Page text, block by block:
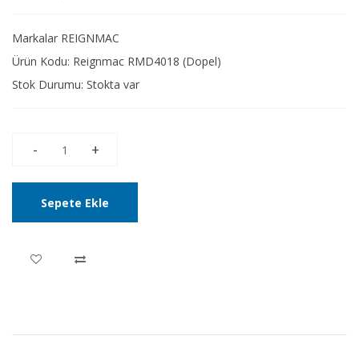
Markalar REIGNMAC
Ürün Kodu: Reignmac RMD4018 (Dopel)
Stok Durumu: Stokta var
Sepete Ekle